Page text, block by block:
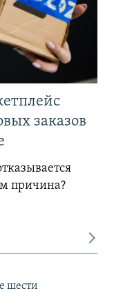
заказов
причина?
шести